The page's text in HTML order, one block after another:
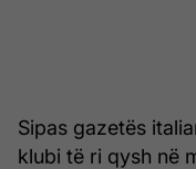
Sipas gazetës
klubi të ri qysh në